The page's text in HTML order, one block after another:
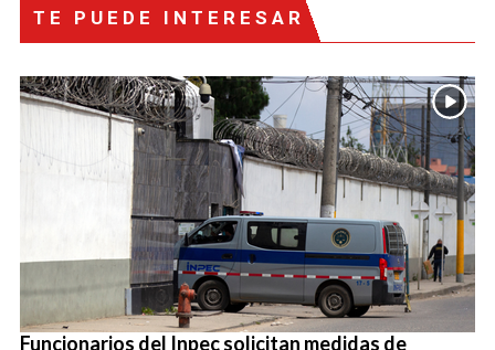
TE PUEDE INTERESAR
Funcionarios del Inpec solicitan medidas de